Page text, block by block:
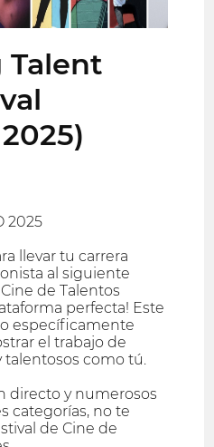
Talent
2025
llevar tu carrera
al siguiente
de Talentos
perfecta! Este
específicamente
el trabajo de
talentosos como tú.
directo y numerosos
categorías, no te
de Cine de